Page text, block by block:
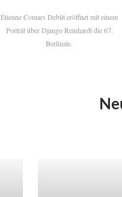
Étienne Comars Debüt eröffnet mit einem
Porträt über Django Reinhardt die 67.
Berlinale.